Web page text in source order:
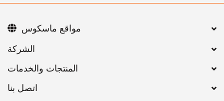
اتصل بنا
مواقع ماسكوس